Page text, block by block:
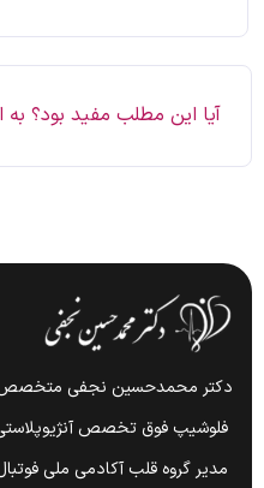
آیا این مطلب مفید بود؟ به
دکتر محمدحسین نجفی متخصص
فلوشیپ فوق تخصص
مدیر گروه قلب آکادمی ملی